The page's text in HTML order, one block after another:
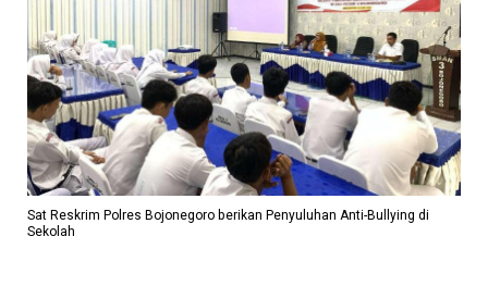
Sat Reskrim Polres Bojonegoro berikan Penyuluhan Anti-Bullying di
Sekolah